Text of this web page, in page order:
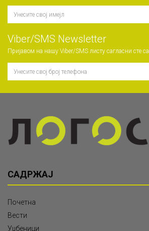
Viber/SMS Newsletter
Пријавом на нашу Viber/SMS листу сагласни сте са
САДРЖАЈ
Почетна
Вести
Уџбеници